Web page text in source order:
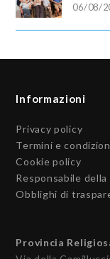
06/08/
Informazioni
Privacy policy
Termini e
Cookie policy
Responsabile
Obblighi di
Provincia